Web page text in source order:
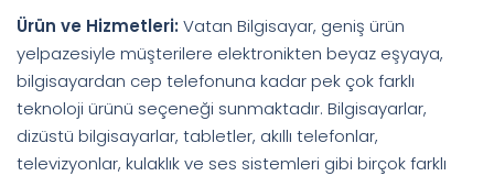
Ürün ve Hizmetleri: Vatan Bilgisayar, geniş ürün
yelpazesiyle müşterilere elektronikten beyaz eşyaya,
bilgisayardan cep telefonuna kadar pek çok farklı
teknoloji ürünü seçeneği sunmaktadır. Bilgisayarlar,
dizüstü bilgisayarlar, tabletler, akıllı telefonlar,
televizyonlar, kulaklık ve ses sistemleri gibi birçok farklı